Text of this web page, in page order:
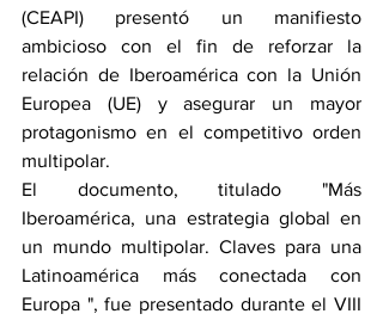
(CEAPI) presentó un manifiesto
ambicioso con el fin de reforzar la
relación de Iberoamérica con la Unión
Europea (UE) y asegurar un mayor
protagonismo en el competitivo orden
multipolar.
El documento, titulado "Más
Iberoamérica, una estrategia global en
un mundo multipolar. Claves para una
Latinoamérica más conectada con
Europa ", fue presentado durante el VIII